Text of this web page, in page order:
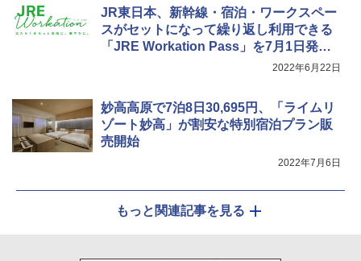
JR東日本、新幹線・宿泊・ワークスペー
スがセットになって繰り返し利用できる
「JRE Workation Pass」を7月1日発
2022年6月22日
妙高高原で7泊8日30,695円、「ライムリ
ゾート妙高」が割安な特別宿泊プラン販
売開始
2022年7月6日
もっと関連記事を見る